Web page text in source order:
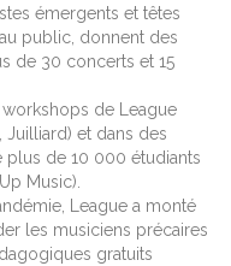
émergents et têtes
public, donnent des
de 30 concerts et 15
workshops de League
Juilliard) et dans des
de 10 000 étudiants
Music).
League a monté
les musiciens précaires
gratuits